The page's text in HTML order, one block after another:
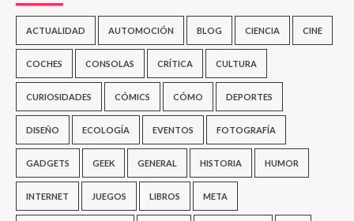
ACTUALIDAD AUTOMOCIÓN BLOG CIENCIA CINE
COCHES CONSOLAS CRÍTICA CULTURA
CURIOSIDADES CÓMICS CÓMO DEPORTES
DISEÑO ECOLOGÍA EVENTOS FOTOGRAFÍA
GADGETS GEEK GENERAL HISTORIA HUMOR
INTERNET JUEGOS LIBROS META